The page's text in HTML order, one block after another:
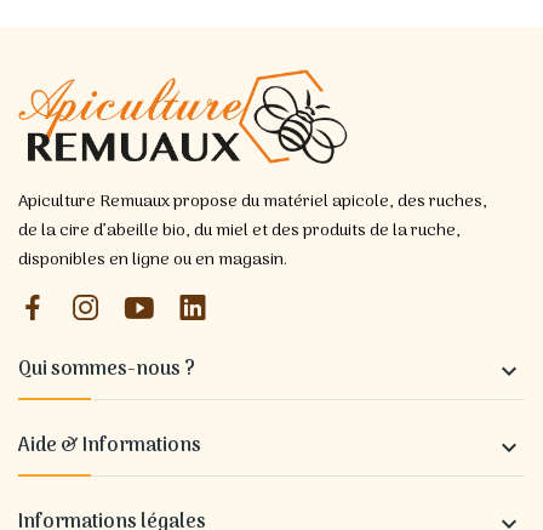
Apiculture Remuaux propose du matériel apicole, des ruches,
de la cire d’abeille bio, du miel et des produits de la ruche,
disponibles en ligne ou en magasin.
Qui sommes-nous ? 
Aide & Informations 
Informations légales 